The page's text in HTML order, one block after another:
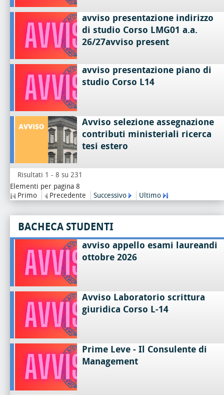
avviso presentazione indirizzo
di studio Corso LMG01 a.a.
26/27avviso present
avviso presentazione piano di
studio Corso L14
Avviso selezione assegnazione
contributi ministeriali ricerca
tesi estero
Risultati 1 - 8 su 231
Elementi per pagina 8
Primo
Precedente Successivo Ultimo
BACHECA STUDENTI
avviso appello esami laureandi
ottobre 2026
Avviso Laboratorio scrittura
giuridica Corso L-14
Prime Leve - Il Consulente di
Management